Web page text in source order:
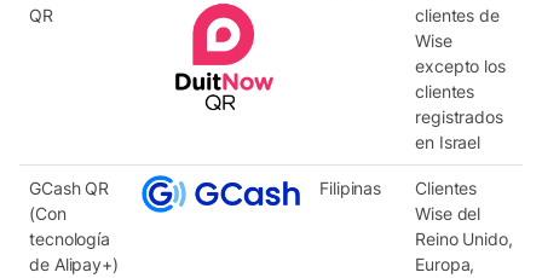
QR
clientes de
Wise
excepto los
clientes
registrados
en Israel
GCash QR
(Con
tecnología
de Alipay+)
Filipinas
Clientes
Wise del
Reino Unido,
Europa,